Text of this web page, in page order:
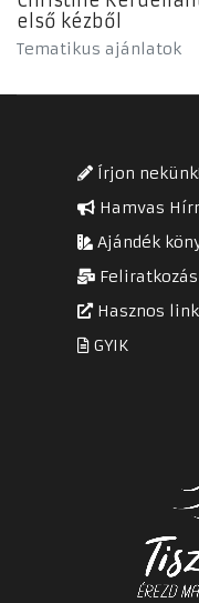
első kézből
Tematikus ajánlatok
Írjon
Hamvas
Ajándék
Hasznos
GYIK